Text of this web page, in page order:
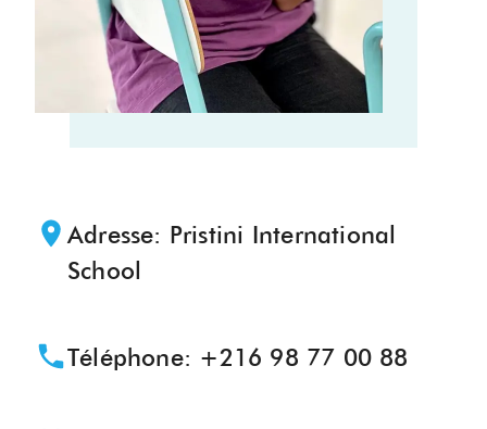
Adresse: Pristini International
School
Téléphone: +216 98 77 00 88